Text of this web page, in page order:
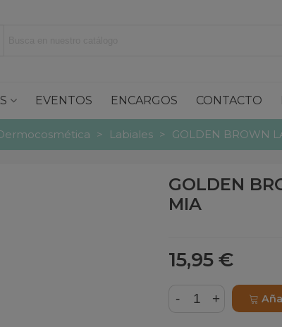
EVENTOS ENCARGOS CONTACTO
> Labiales > GOLDEN BROWN
GOLDEN
MIA
15,95 €
- +